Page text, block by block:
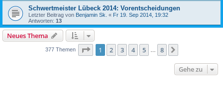
Schwertmeister Lübeck 2014: Vorentscheidungen
Letzter Beitrag von Benjamin Sk. « Fr 19. Sep 2014, 19:32
Antworten: 13
Neues Thema
377 Themen Seite 1von
1 2 3 4 5 8
Gehe zu